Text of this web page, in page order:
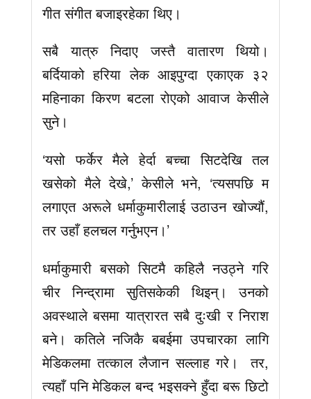
गीत संगीत बजाइरहेका थिए।
सबै यात्रु निदाए जस्तै वातारण थियो।
बर्दियाको हरिया लेक आइपुग्दा एकाएक ३२
महिनाका किरण बटला रोएको आवाज केसीले
सुने।
‘यसो फर्केर मैले हेर्दा बच्चा सिटदेखि तल
खसेको मैले देखे,’ केसीले भने, ‘त्यसपछि म
लगाएत अरूले धर्माकुमारीलाई उठाउन खोज्यौं,
तर उहाँ हलचल गर्नुभएन।’
धर्माकुमारी बसको सिटमै कहिलै नउठ्ने गरि
चीर निन्द्रामा सुतिसकेकी थिइन्। उनको
अवस्थाले बसमा यात्रारत सबै दुःखी र निराश
बने। कतिले नजिकै बबईमा उपचारका लागि
मेडिकलमा तत्काल लैजान सल्लाह गरे। तर,
त्यहाँ पनि मेडिकल बन्द भइसक्ने हुँदा बरू छिटो